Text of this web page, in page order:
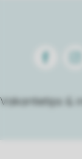
Facebook
Vakantietips &